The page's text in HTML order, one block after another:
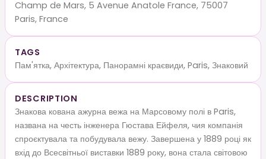
Champ de Mars, 5 Avenue Anatole France, 75007
Paris, France
TAGS
Пам'ятка, Архітектура, Панорамні краєвиди, Paris, Знаковий
DESCRIPTION
Знакова кована ажурна вежа на Марсовому полі в Paris,
названа на честь інженера Гюстава Ейфеля, чия компанія
спроєктувала та побудувала вежу. Завершена у 1889 році як
вхід до Всесвітньої виставки 1889 року, вона стала світовою